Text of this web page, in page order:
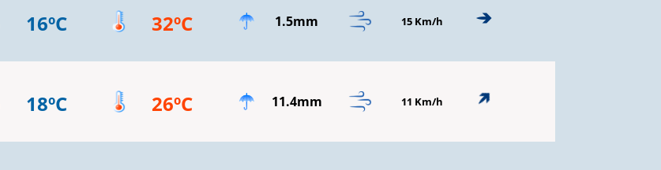
16ºC 32ºC 1.5mm 15 Km/h
18ºC 26ºC 11.4mm 11 Km/h